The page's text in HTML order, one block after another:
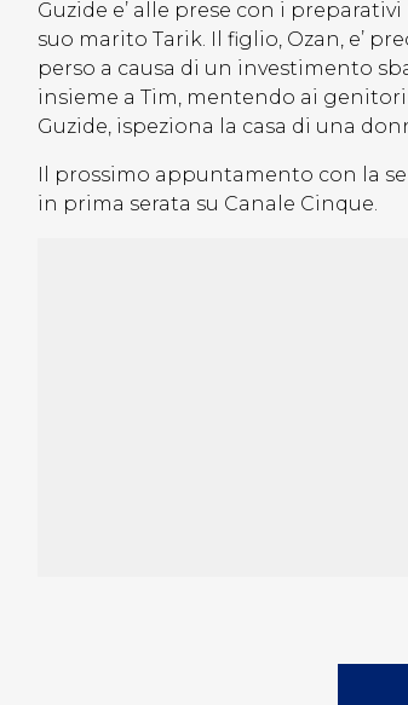
Guzide e’ alle prese con i
suo marito Tarik. Il figlio, Ozan, e’
perso a causa di un investimento
insieme a Tim, mentendo ai
Guzide, ispeziona la casa di una
Il prossimo appuntamento con la
in prima serata su Canale Cinque.